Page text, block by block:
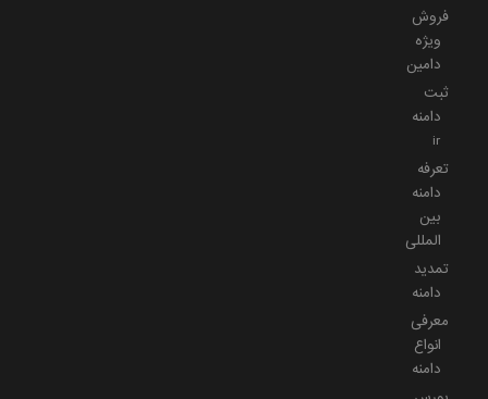
فروش
ویژه
دامین
ثبت
دامنه
ir
تعرفه
دامنه
بین
المللی
تمدید
دامنه
معرفی
انواع
دامنه